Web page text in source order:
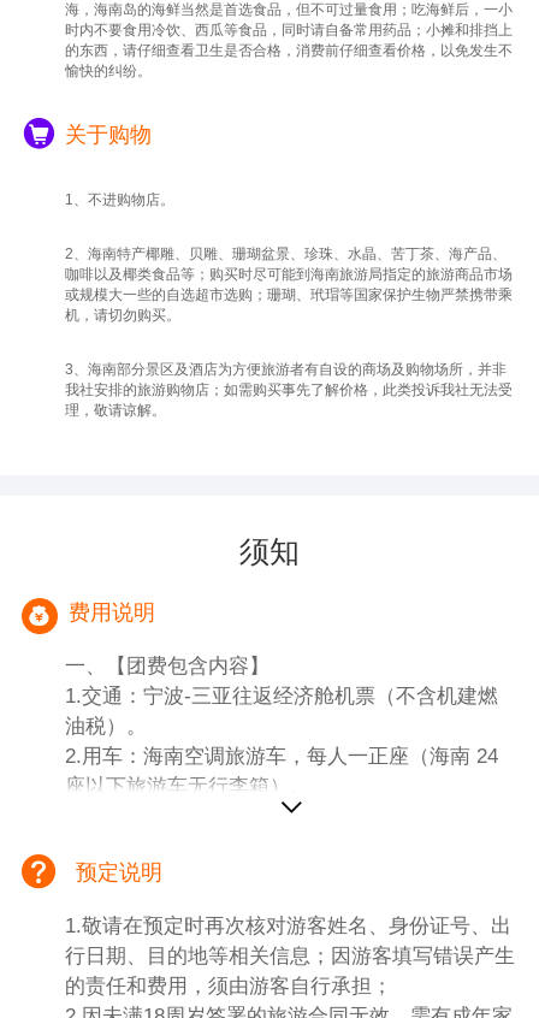
海，海南岛的海鲜当然是首选食品，但不可过量食用；吃海鲜后，一小
时内不要食用冷饮、西瓜等食品，同时请自备常用药品；小摊和排挡上
的东西，请仔细查看卫生是否合格，消费前仔细查看价格，以免发生不
愉快的纠纷。
关于购物
1、不进购物店。
2、海南特产椰雕、贝雕、珊瑚盆景、珍珠、水晶、苦丁茶、海产品、
咖啡以及椰类食品等；购买时尽可能到海南旅游局指定的旅游商品市场
或规模大一些的自选超市选购；珊瑚、玳瑁等国家保护生物严禁携带乘
机，请切勿购买。
3、海南部分景区及酒店为方便旅游者有自设的商场及购物场所，并非
我社安排的旅游购物店；如需购买事先了解价格，此类投诉我社无法受
理，敬请谅解。
须知
费用说明
一、【团费包含内容】
1.交通：宁波-三亚往返经济舱机票（不含机建燃
油税）。
2.用车：海南空调旅游车，每人一正座（海南 24
座以下旅游车无行李箱）。
3.门票：含行程所列景点首道大门票。
当地司机兼向导（司机无讲解，不陪同进入景
5.住宿：三亚网评五钻酒店 + 1 晚陵水清水湾 / 香
水湾五钻酒店；（如遇无房则更换为其他同级酒
店）（两人一间，单人需补房差）。
预定说明
1.敬请在预定时再次核对游客姓名、身份证号、出
行日期、目的地等相关信息；因游客填写错误产生
的责任和费用，须由游客自行承担；